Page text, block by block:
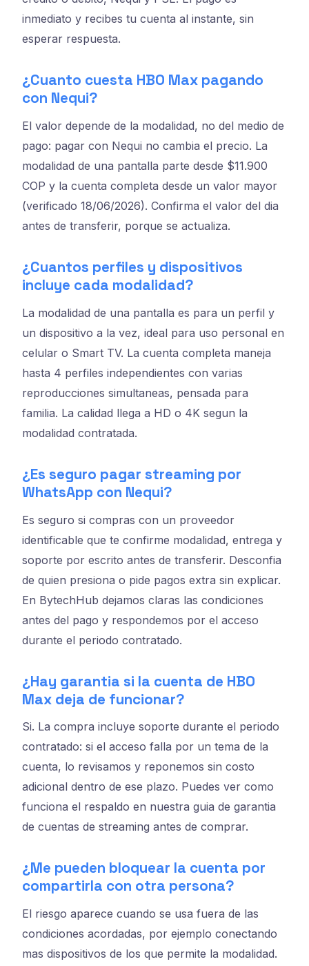
inmediato y recibes tu cuenta al instante, sin
esperar respuesta.
¿Cuanto cuesta HBO Max pagando
con Nequi?
El valor depende de la modalidad, no del medio de
pago: pagar con Nequi no cambia el precio. La
modalidad de una pantalla parte desde $11.900
COP y la cuenta completa desde un valor mayor
(verificado 18/06/2026). Confirma el valor del dia
antes de transferir, porque se actualiza.
¿Cuantos perfiles y dispositivos
incluye cada modalidad?
La modalidad de una pantalla es para un perfil y
un dispositivo a la vez, ideal para uso personal en
celular o Smart TV. La cuenta completa maneja
hasta 4 perfiles independientes con varias
reproducciones simultaneas, pensada para
familia. La calidad llega a HD o 4K segun la
modalidad contratada.
¿Es seguro pagar streaming por
WhatsApp con Nequi?
Es seguro si compras con un proveedor
identificable que te confirme modalidad, entrega y
soporte por escrito antes de transferir. Desconfia
de quien presiona o pide pagos extra sin explicar.
En BytechHub dejamos claras las condiciones
antes del pago y respondemos por el acceso
durante el periodo contratado.
¿Hay garantia si la cuenta de HBO
Max deja de funcionar?
Si. La compra incluye soporte durante el periodo
contratado: si el acceso falla por un tema de la
cuenta, lo revisamos y reponemos sin costo
adicional dentro de ese plazo. Puedes ver como
funciona el respaldo en nuestra guia de garantia
de cuentas de streaming antes de comprar.
¿Me pueden bloquear la cuenta por
compartirla con otra persona?
El riesgo aparece cuando se usa fuera de las
condiciones acordadas, por ejemplo conectando
mas dispositivos de los que permite la modalidad.